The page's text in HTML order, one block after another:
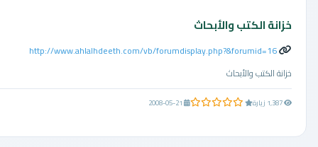
خزانة الكتب والأبحاث
http://www.ahlalhdeeth.com/vb/forumdisplay.php?&forumid=16
خزانة الكتب والأبحاث
0.0 من 5 نجوم 2008-05-21